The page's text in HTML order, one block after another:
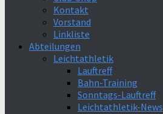
Kontakt
Vorstand
Linkliste
Abteilungen
Leichtathletik
Lauftreff
Bahn-Training
Sonntags-Lauftreff
Leichtathletik-News